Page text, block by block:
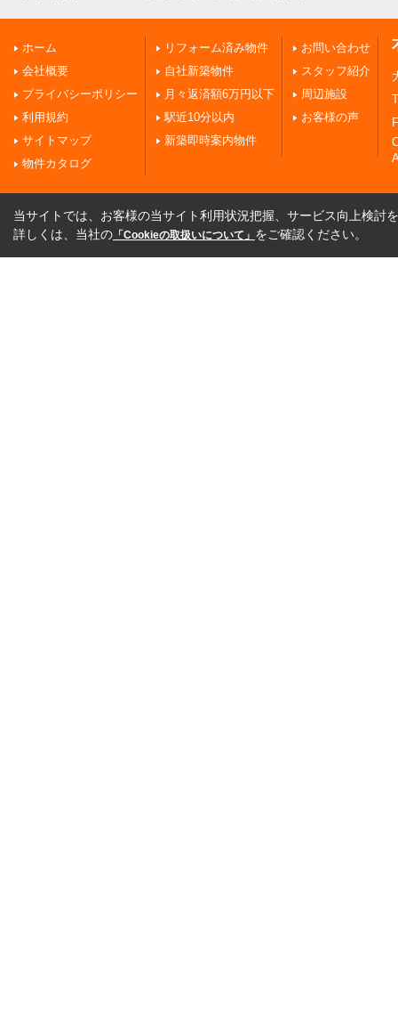
ホーム
会社概要
プライバシーポリシー
利用規約
サイトマップ
物件カタログ
リフォーム済み物件
自社新築物件
月々返済額6万円以下
駅近10分以内
新築即時案内物件
お問い合わせ
スタッフ紹介
周辺施設
お客様の声
当サイトでは、お客様の当サイト利用状況把握、サービス向上検討
詳しくは、当社の 「Cookieの取扱いについて」 をご確認ください。